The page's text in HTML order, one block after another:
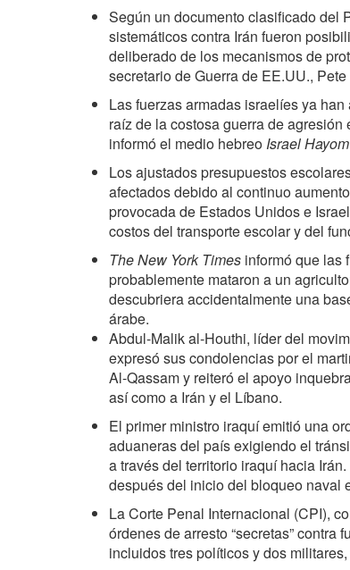
Según un documento clasificado del
sistemáticos contra Irán fueron
deliberado de los mecanismos de
secretario de Guerra de EE.UU.,
Las fuerzas armadas israelíes ya
raíz de la costosa guerra de
informó el medio hebreo Israel Hayom
Los ajustados presupuestos
afectados debido al continuo
provocada de Estados Unidos e
costos del transporte escolar y del
The New York Times informó que las
probablemente mataron a un
descubriera accidentalmente una
árabe.
Abdul-Malik al-Houthi, líder del
expresó sus condolencias por el
Al-Qassam y reiteró el apoyo
así como a Irán y el Líbano.
El primer ministro iraquí emitió una
aduaneras del país exigiendo el
a través del territorio iraquí hacia
después del inicio del bloqueo naval
La Corte Penal Internacional (CPI),
órdenes de arresto “secretas” contra
incluidos tres políticos y dos